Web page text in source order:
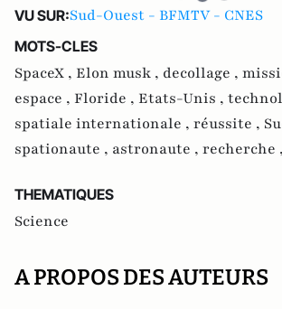
VU SUR:Sud-Ouest - BFMTV - CNES
MOTS-CLES
SpaceX , Elon musk , decollage ,
espace , Floride , Etats-Unis ,
spatiale internationale , réussite ,
spationaute , astronaute , recherche ,
THEMATIQUES
Science
A PROPOS DES AUTEURS